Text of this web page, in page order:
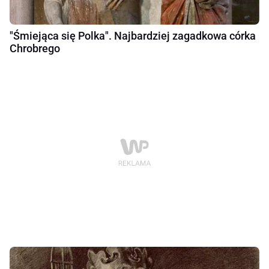
"Śmiejąca się Polka". Najbardziej zagadkowa córka
Chrobrego